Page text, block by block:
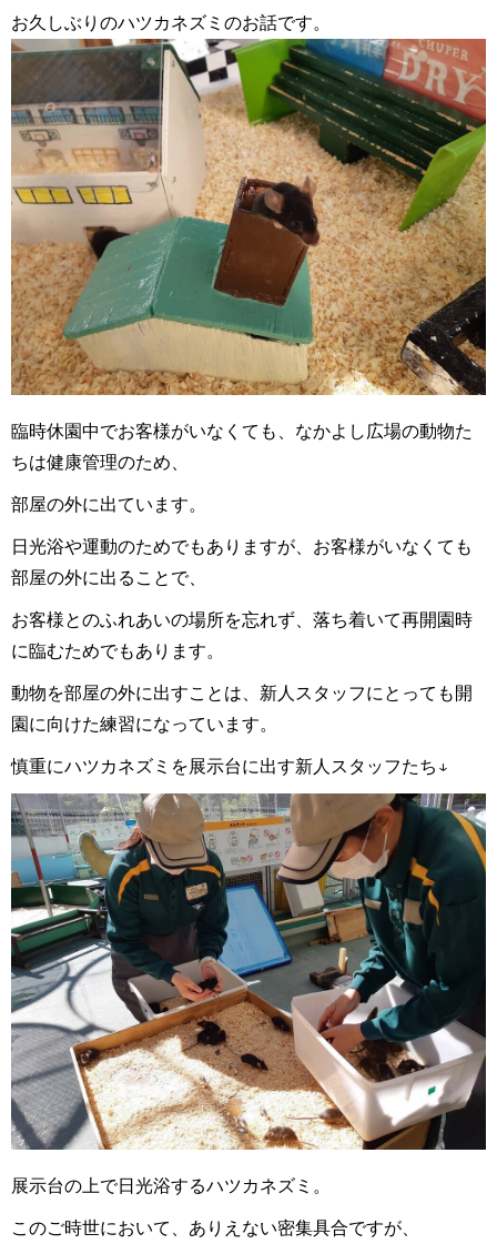
お久しぶりのハツカネズミのお話です。
臨時休園中でお客様がいなくても、なかよし広場の動物た
ちは健康管理のため、
部屋の外に出ています。
日光浴や運動のためでもありますが、お客様がいなくても
部屋の外に出ることで、
お客様とのふれあいの場所を忘れず、落ち着いて再開園時
に臨むためでもあります。
動物を部屋の外に出すことは、新人スタッフにとっても開
園に向けた練習になっています。
慎重にハツカネズミを展示台に出す新人スタッフたち↓
展示台の上で日光浴するハツカネズミ。
このご時世において、ありえない密集具合ですが、